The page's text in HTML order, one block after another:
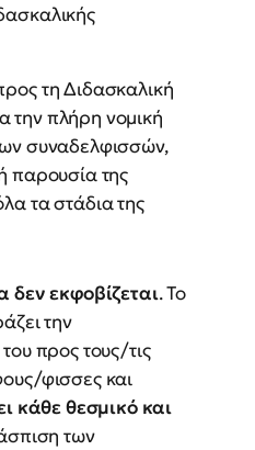
τη Διδασκαλική
την πλήρη νομική
συναδελφισσών,
παρουσία της
τα στάδια της
δεν εκφοβίζεται. Το
την
προς τους/τις
φισσες και
κάθε θεσμικό και
των